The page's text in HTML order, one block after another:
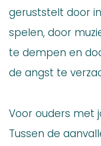
geruststelt door
spelen, door
te dempen en
de angst te
Voor ouders met
Tussen de